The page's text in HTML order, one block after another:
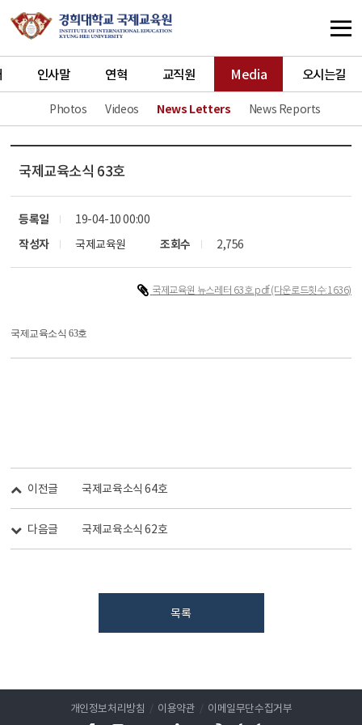
인사말 연혁 교직원 Media
Photos Videos News Letters News Reports
오시는길
국제교육소식 63호
등록일
19-04-10 00:00
작성자
국제교육원 조회수 2,756
국제교육원 뉴스레터 63호.pdf(다운로드횟수:1636)
국제교육소식 63호
이전글 국제교육소식 64호
다음글 국제교육소식 62호
목록
개인정보처리방침 / 이용약관 / 이메일무단수집거부